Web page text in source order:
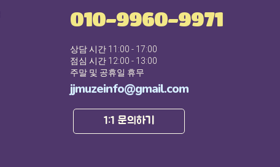
010-9960-9971
상담 시간 11:00 - 17:00
점심 시간 12:00 - 13:00
주말 및 공휴일 휴무
jjmuzeinfo@gmail.com
1:1 문의하기